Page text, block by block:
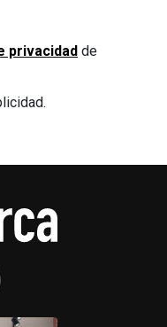
privacidad de